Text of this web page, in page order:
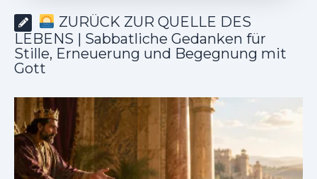
ZURÜCK ZUR QUELLE DES
LEBENS | Sabbatliche Gedanken für
Stille, Erneuerung und Begegnung mit
Gott